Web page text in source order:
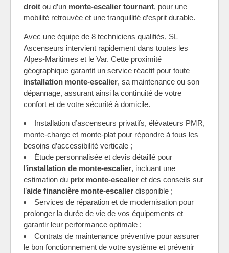
droit ou d’un monte-escalier tournant, pour une
mobilité retrouvée et une tranquillité d’esprit durable.
Avec une équipe de 8 techniciens qualifiés, SL
Ascenseurs intervient rapidement dans toutes les
Alpes-Maritimes et le Var. Cette proximité
géographique garantit un service réactif pour toute
installation monte-escalier, sa maintenance ou son
dépannage, assurant ainsi la continuité de votre
confort et de votre sécurité à domicile.
Installation d’ascenseurs privatifs, élévateurs PMR,
monte-charge et monte-plat pour répondre à tous les
besoins d’accessibilité verticale ;
Étude personnalisée et devis détaillé pour
l’installation de monte-escalier, incluant une
estimation du prix monte-escalier et des conseils sur
l’aide financière monte-escalier disponible ;
Services de réparation et de modernisation pour
prolonger la durée de vie de vos équipements et
garantir leur performance optimale ;
Contrats de maintenance préventive pour assurer
le bon fonctionnement de votre système et prévenir